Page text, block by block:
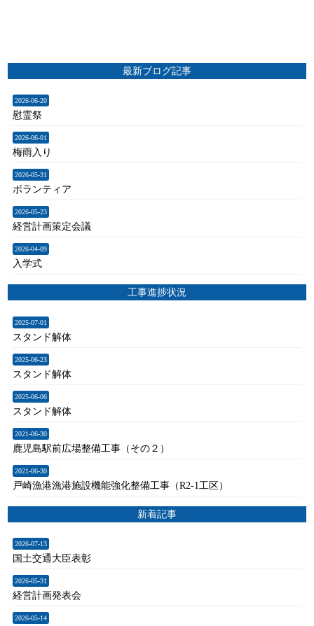
最新ブログ記事
2026-06-20
慰霊祭
2026-06-01
梅雨入り
2026-05-31
ボランティア
2026-05-23
経営計画策定会議
2026-04-09
入学式
工事進捗状況
2025-07-01
スタンド解体
2025-06-23
スタンド解体
2025-06-06
スタンド解体
2021-06-30
鹿児島駅前広場整備工事（その２）
2021-06-30
戸崎漁港漁港施設機能強化整備工事（R2-1工区）
新着記事
2026-07-13
国土交通大臣表彰
2026-05-31
経営計画発表会
2026-05-14